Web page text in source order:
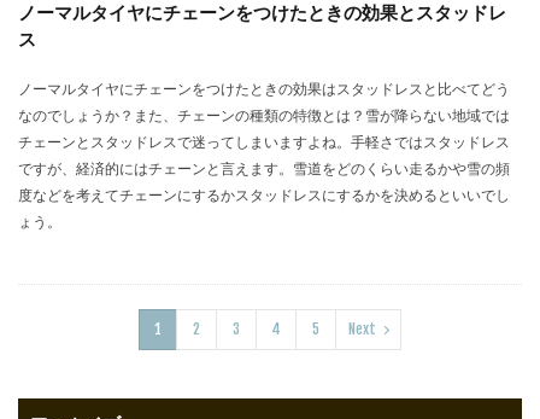
ノーマルタイヤにチェーンをつけたときの効果とスタッドレ
ス
ノーマルタイヤにチェーンをつけたときの効果はスタッドレスと比べてどう
なのでしょうか？また、チェーンの種類の特徴とは？雪が降らない地域では
チェーンとスタッドレスで迷ってしまいますよね。手軽さではスタッドレス
ですが、経済的にはチェーンと言えます。雪道をどのくらい走るかや雪の頻
度などを考えてチェーンにするかスタッドレスにするかを決めるといいでし
ょう。
1 2 3 4 5 Next